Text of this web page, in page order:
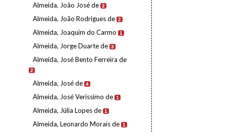
Almeida, João José de 2
Almeida, João Rodrigues de 2
Almeida, Joaquim do Carmo 1
Almeida, Jorge Duarte de 3
Almeida, José Bento Ferreira de
2
Almeida, José de 4
Almeida, José Veríssimo de 1
Almeida, Júlia Lopes de 1
Almeida, Leonardo Morais de 1